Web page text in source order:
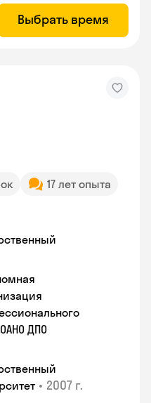
Выбрать время
17 лет опыта
ДПО
• 2007 г.